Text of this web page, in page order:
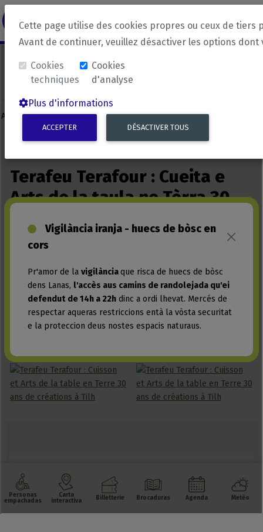
revirada Langue source Langue
Cette page utilise des cookies propres ou ceux de
Avant de continuer, veuillez désactiver les options dont
Cookies
techniques
Cookies
d'analyse
Plus d'informations
ACCEPTER DÉSACTIVER TOUS